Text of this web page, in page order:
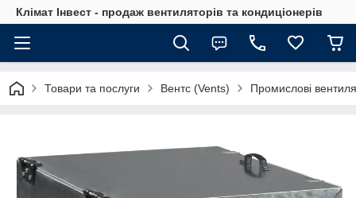
Клімат Інвест - продаж вентиляторів та кондиціонерів
Товари та послуги Вентс (Vents) Промислові